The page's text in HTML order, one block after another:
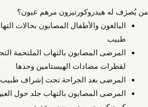
من يُصرَف له هيدروكورتيزون مرهم عيون؟
البالغون والأطفال المصابون بحالات
طبيب
المرضى المصابون بالتهاب الملتحمة
لقطرات مضادات الهيستامين وحدها
المرضى بعد الجراحة تحت إشراف
المرضى المصابون بالتهاب جلد حول